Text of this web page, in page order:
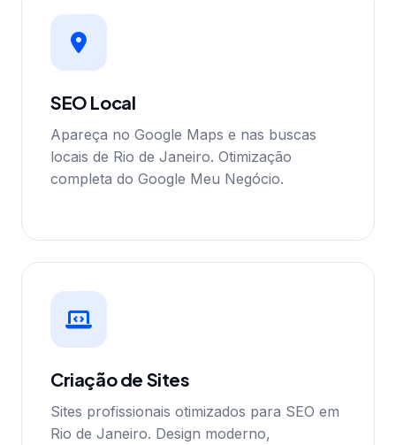
SEO Local
Apareça no Google Maps e nas buscas
locais de Rio de Janeiro. Otimização
completa do Google Meu Negócio.
Criação de Sites
Sites profissionais otimizados para SEO em
Rio de Janeiro. Design moderno,